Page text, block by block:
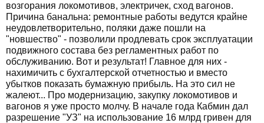
возгорания локомотивов, электричек, сход вагонов.
Причина банальна: ремонтные работы ведутся крайне
неудовлетворительно, поляки даже пошли на
"новшество" - позволили продлевать срок эксплуатации
подвижного состава без регламентных работ по
обслуживанию. Вот и результат! Главное для них -
нахимичить с бухгалтерской отчетностью и вместо
убытков показать бумажную прибыль. На это сил не
жалеют... Про модернизацию, закупку локомотивов и
вагонов я уже просто молчу. В начале года Кабмин дал
разрешение "УЗ" на использование 16 млрд гривен для